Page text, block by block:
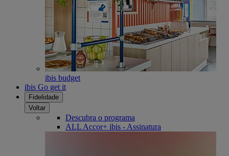
ibis budget
ibis Go get it
Fidelidade
Voltar
Descubra o programa
ALL Accor+ ibis - Assinatura